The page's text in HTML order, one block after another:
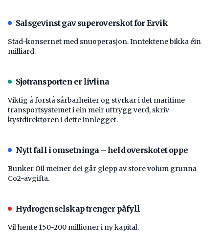
Salsgevinst gav superoverskot for Ervik
Stad-konsernet med snuoperasjon. Inntektene bikka éin
milliard.
Sjøtransporten er livlina
Viktig å forstå ­sårbarheiter og styrkar i det maritime
transport­systemet i ein meir uttrygg verd, skriv
kystdirektøren i dette innlegget.
Nytt fall i omsetninga – held overskotet oppe
Bunker Oil meiner dei går glepp av store volum grunna
Co2-avgifta.
Hydrogenselskap trenger påfyll
Vil hente 150-200 millioner i ny kapital.